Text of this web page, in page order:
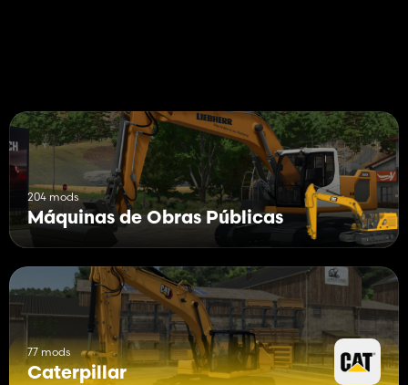
204 mods
Máquinas de Obras Públicas
77 mods
Caterpillar